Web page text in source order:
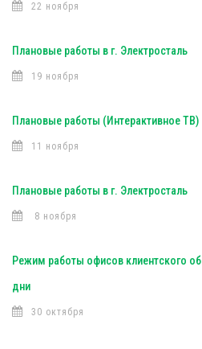
22 ноября
Плановые работы в г. Электросталь
19 ноября
Плановые работы (Интерактивное ТВ)
11 ноября
Плановые работы в г. Электросталь
8 ноября
Режим работы офисов клиентского
дни
30 октября